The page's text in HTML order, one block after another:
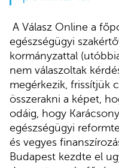
A Válasz Online a
egészségügyi
kormányzattal
nem válaszoltak
megérkezik, frissítjük
összerakni a képet,
odáig, hogy
egészségügyi
és vegyes
Budapest kezdte el